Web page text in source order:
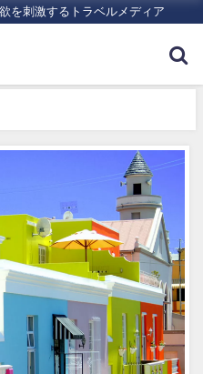
を刺激するトラベルメディア